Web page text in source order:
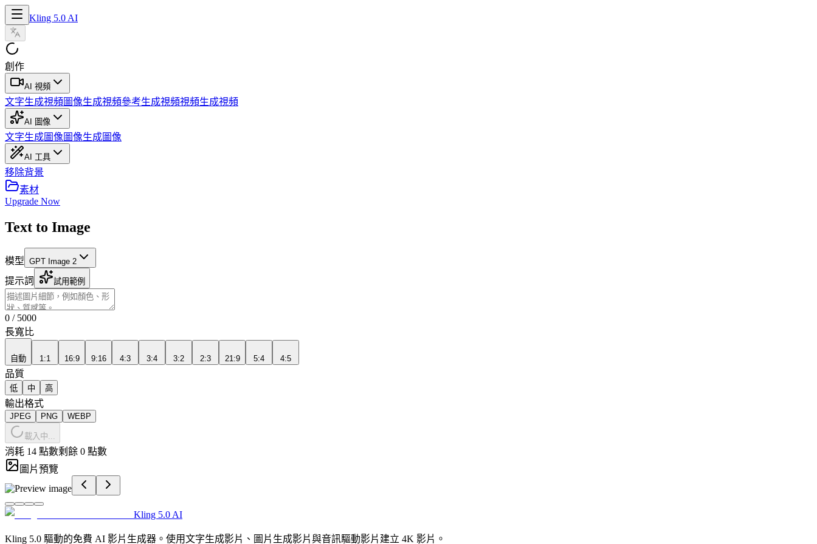
Kling 5.0 AI
創作
AI 視頻
文字生成視頻 圖像生成視頻參考生成視頻視頻生成視頻
AI 圖像
文字生成圖像 圖像生成圖像
AI 工具
移除背景
素材
Upgrade Now
Text to Image
模型 GPT Image 2
提示詞 試用範例
0 / 5000
長寬比
自動 1:1 16:9 9:16 4:3 3:4 3:2 2:3 21:9 5:4 4:5
品質
低 中 高
輸出格式
JPEG PNG WEBP
載入中...
消耗 14 點數剩餘 0 點數
圖片預覽
Kling 5.0 AI
Kling 5.0 驅動的免費 AI 影片生成器。使用文字生成影片、圖片生成影片與音訊驅動影片建立 4K 影片。